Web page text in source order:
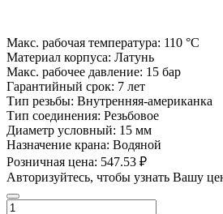
Макс. рабочая температура: 110 °С
Материал корпуса: Латунь
Макс. рабочее давление: 15 бар
Гарантийный срок: 7 лет
Тип резьбы: Внутренняя-американка
Тип соединения: Резьбовое
Диаметр условный: 15 мм
Назначение крана: Водяной
Розничная цена: 547.53 ₽
Авторизуйтесь, чтобы узнать Вашу